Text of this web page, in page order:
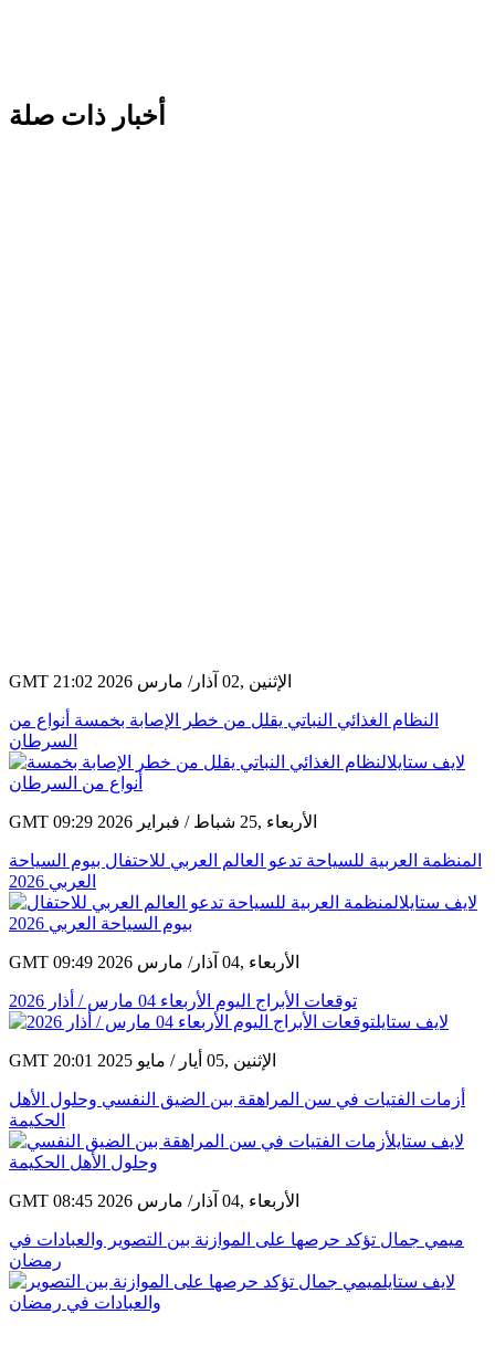
أخبار ذات صلة
GMT 21:02 2026 الإثنين ,02 آذار/ مارس
النظام الغذائي النباتي يقلل من خطر الإصابة بخمسة أنواع من
السرطان
GMT 09:29 2026 الأربعاء ,25 شباط / فبراير
المنظمة العربية للسياحة تدعو العالم العربي للاحتفال بيوم السياحة
العربي 2026
GMT 09:49 2026 الأربعاء ,04 آذار/ مارس
توقعات الأبراج اليوم الأربعاء 04 مارس / أذار 2026
GMT 20:01 2025 الإثنين ,05 أيار / مايو
أزمات الفتيات في سن المراهقة بين الضيق النفسي وحلول الأهل
الحكيمة
GMT 08:45 2026 الأربعاء ,04 آذار/ مارس
ميمي جمال تؤكد حرصها على الموازنة بين التصوير والعبادات في
رمضان